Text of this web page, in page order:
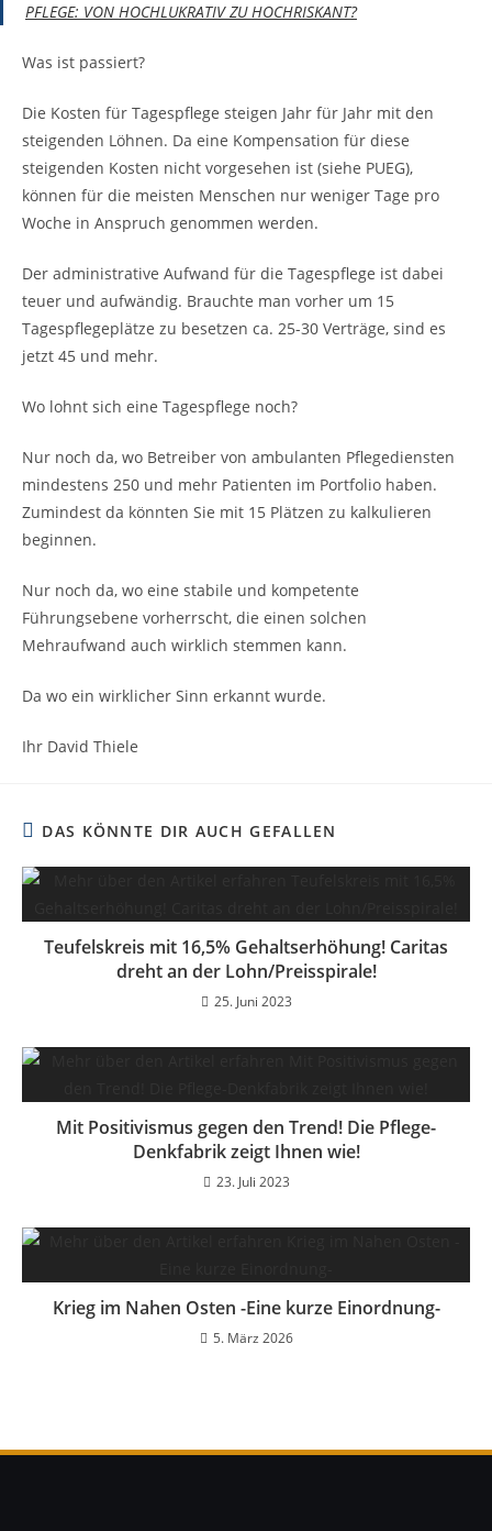
PFLEGE: VON HOCHLUKRATIV ZU HOCHRISKANT?
Was ist passiert?
Die Kosten für Tagespflege steigen Jahr für Jahr mit den
steigenden Löhnen. Da eine Kompensation für diese
steigenden Kosten nicht vorgesehen ist (siehe PUEG),
können für die meisten Menschen nur weniger Tage pro
Woche in Anspruch genommen werden.
Der administrative Aufwand für die Tagespflege ist dabei
teuer und aufwändig. Brauchte man vorher um 15
Tagespflegeplätze zu besetzen ca. 25-30 Verträge, sind es
jetzt 45 und mehr.
Wo lohnt sich eine Tagespflege noch?
Nur noch da, wo Betreiber von ambulanten Pflegediensten
mindestens 250 und mehr Patienten im Portfolio haben.
Zumindest da könnten Sie mit 15 Plätzen zu kalkulieren
beginnen.
Nur noch da, wo eine stabile und kompetente
Führungsebene vorherrscht, die einen solchen
Mehraufwand auch wirklich stemmen kann.
Da wo ein wirklicher Sinn erkannt wurde.
Ihr David Thiele
DAS KÖNNTE DIR AUCH GEFALLEN
Teufelskreis mit 16,5% Gehaltserhöhung! Caritas
dreht an der Lohn/Preisspirale!
25. Juni 2023
Mit Positivismus gegen den Trend! Die Pflege-
Denkfabrik zeigt Ihnen wie!
23. Juli 2023
Krieg im Nahen Osten -Eine kurze Einordnung-
5. März 2026